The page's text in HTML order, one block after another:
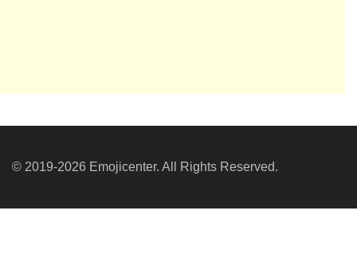
© 2019-2026 Emojicenter. All Rights Reserved.